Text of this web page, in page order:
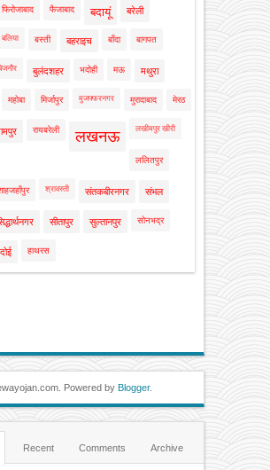
फिरोजाबाद फैजाबाद बदायूं बरेली
बलिया बस्ती बहराइच बाँदा बागपत
बुलंदशहर भदोही मऊ मथुरा
महोबा मिर्जापुर मुजफ्फरनगर मुरादाबाद मेरठ
रायबरेली लखनऊ लखीमपुर खीरी
ललितपुर
श्रावस्ती संतकबीरनगर संभल
सीतापुर सुल्तानपुर सोनभद्र
हाथरस
Powered by Blogger.
Recent Comments Archive